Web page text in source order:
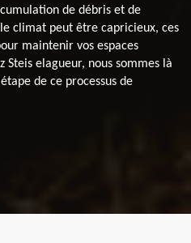
de débris et de
climat peut être capricieux, ces
maintenir vos espaces
elagueur, nous sommes là
de ce processus de